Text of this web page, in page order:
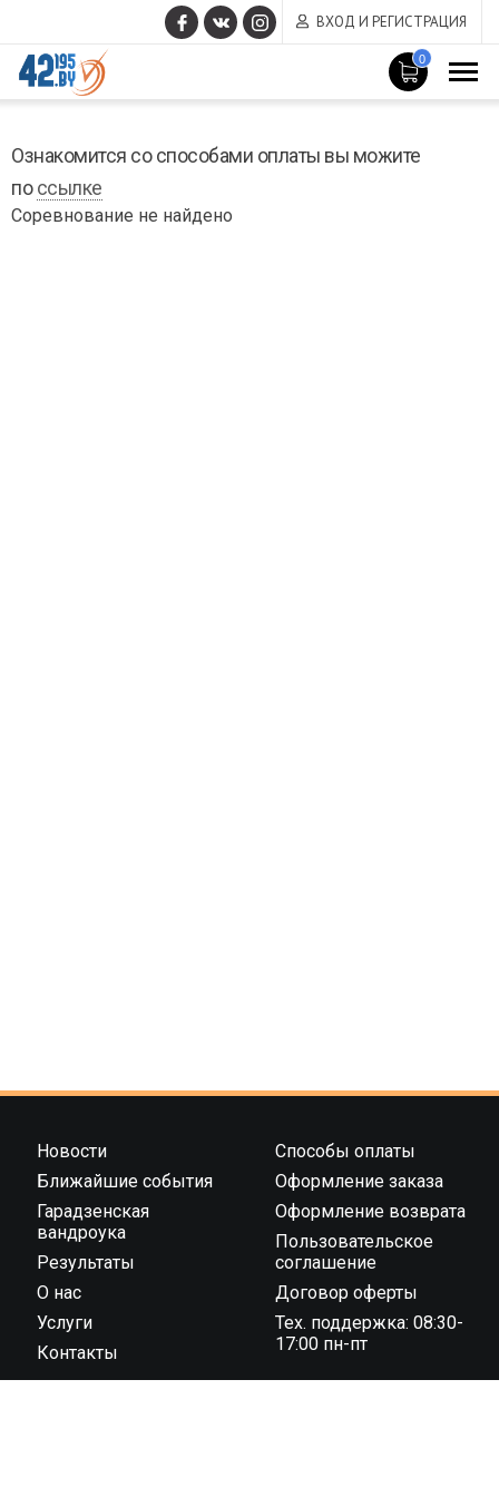
ВХОД И РЕГИСТРАЦИЯ
0
MAIN
CONTENT
21,
2017
Ознакомится со способами оплаты вы можите
по ссылке
Соревнование не найдено
Новости
Ближайшие события
Гарадзенская
вандроука
Результаты
О нас
Услуги
Контакты
Способы оплаты
Оформление заказа
Оформление возврата
Пользовательское
соглашение
Договор оферты
Тех. поддержка: 08:30-
17:00 пн-пт